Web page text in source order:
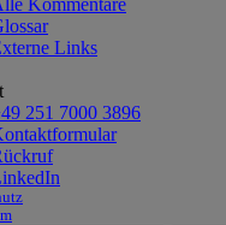
Kommentare
Links
251 7000 3896